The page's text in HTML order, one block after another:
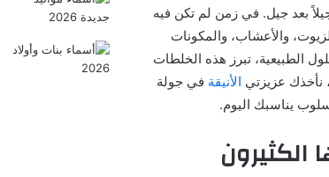
بعد جيل. في زمن لم تكن فيه
والأعشاب، والمكونات
الطبيعية، تبرز هذه الخلطات
نأخذك عزيزتي الأنيقة في جولة
يناسبك اليوم.
الكثيرون